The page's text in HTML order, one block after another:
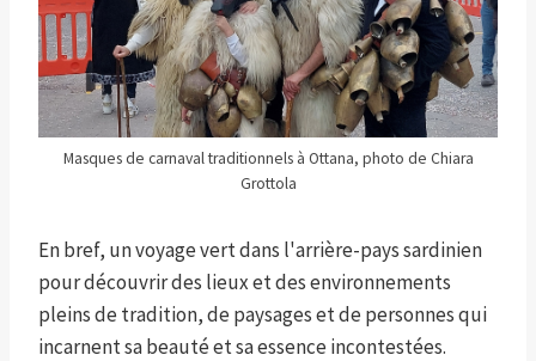
Masques de carnaval traditionnels à Ottana, photo de Chiara
Grottola
En bref, un voyage vert dans l'arrière-pays sardinien
pour découvrir des lieux et des environnements
pleins de tradition, de paysages et de personnes qui
incarnent sa beauté et sa essence incontestées.